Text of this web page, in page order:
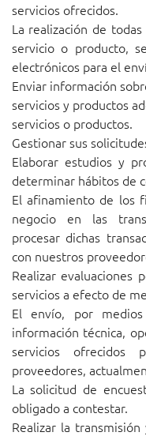
servicios ofrecidos.
La realización de
servicio o producto,
electrónicos para el
Enviar información
servicios y productos
servicios o productos.
Gestionar sus
Elaborar estudios y
determinar hábitos de
El afinamiento de los
negocio en las
procesar dichas
con nuestros
Realizar evaluaciones
servicios a efecto de
El envío, por
información técnica,
servicios ofrecidos
proveedores,
La solicitud de
obligado a contestar.
Realizar la